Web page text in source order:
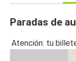
Paradas de
Atención: tu